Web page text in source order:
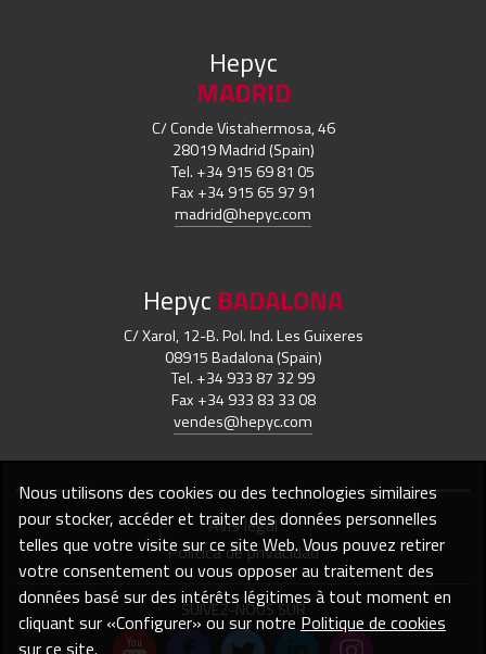
Hepyc
MADRID
C/ Conde Vistahermosa, 46
28019 Madrid (Spain)
Tel. +34 915 69 81 05
Fax +34 915 65 97 91
madrid@hepyc.com
Hepyc BADALONA
C/ Xarol, 12-B. Pol. Ind. Les Guixeres
08915 Badalona (Spain)
Tel. +34 933 87 32 99
Fax +34 933 83 33 08
vendes@hepyc.com
Avis légal
Política de privacidad
SUIVEZ-NOUS SUR
Nous utilisons des cookies ou des technologies similaires
pour stocker, accéder et traiter des données personnelles
telles que votre visite sur ce site Web. Vous pouvez retirer
votre consentement ou vous opposer au traitement des
données basé sur des intérêts légitimes à tout moment en
cliquant sur «Configurer» ou sur notrePolitique de cookies
sur ce site.